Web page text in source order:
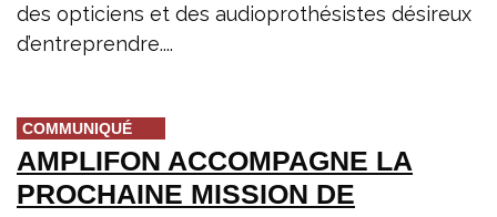
des opticiens et des audioprothésistes désireux
d’entreprendre....
COMMUNIQUÉ
AMPLIFON ACCOMPAGNE LA
PROCHAINE MISSION DE